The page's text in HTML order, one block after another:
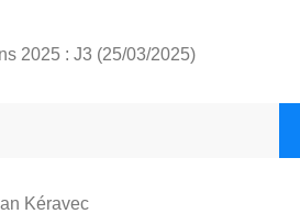
2025 : J3 (25/03/2025)
Kéravec